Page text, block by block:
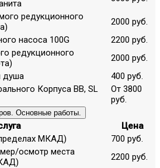
редукционного
2000 руб.
насоса 100G
2200 руб.
редукционного
2000 руб.
душа
400 руб.
Корпуса ВВ, SL
От 3800
руб.
Основные работы.
Цена
МКАД)
700 руб.
осмотр места
2200 руб.